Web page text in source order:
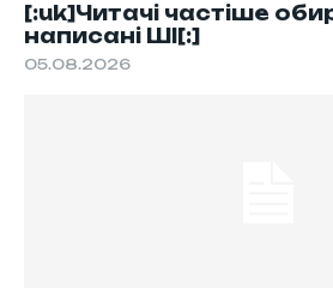
[:uk]Читачі частіше
написані ШІ[:]
05.08.2026